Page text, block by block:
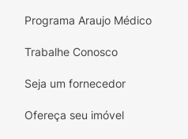
Programa Araujo Médico
Trabalhe Conosco
Seja um fornecedor
Ofereça seu imóvel